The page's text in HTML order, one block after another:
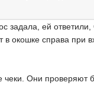
задала, ей
в окошке справа
Они проверяют